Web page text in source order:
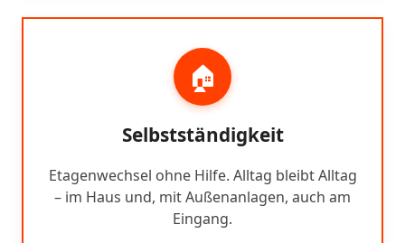
🏠
Selbstständigkeit
Etagenwechsel ohne Hilfe. Alltag bleibt Alltag
– im Haus und, mit Außenanlagen, auch am
Eingang.